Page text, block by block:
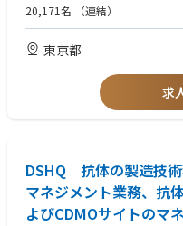
・外部組織との協業を円滑に
・国内外の外部研究者との幅
・筆頭著者の学術論文を複数有
・英語中級以上
20,171名 （連結）
東京都
求
DSHQ 抗体の製造技
マネジメント業務、抗
よびCDMOサイトのマ